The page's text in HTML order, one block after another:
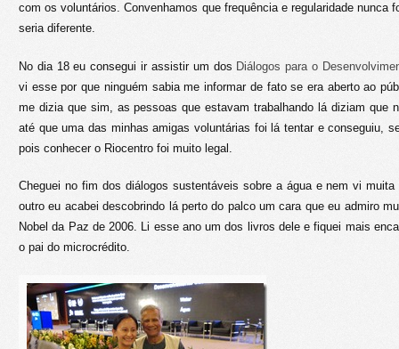
com os voluntários. Convenhamos que frequência e regularidade nunca
seria diferente.
No dia 18 eu consegui ir assistir um dos Diálogos para o
vi esse por que ninguém sabia me informar de fato se era aberto ao
me dizia que sim, as pessoas que estavam trabalhando lá diziam que
até que uma das minhas amigas voluntárias foi lá tentar e conseguiu,
pois conhecer o Riocentro foi muito legal.
Cheguei no fim dos diálogos sustentáveis sobre a água e nem vi
outro eu acabei descobrindo lá perto do palco um cara que eu admiro
Nobel da Paz de 2006. Li esse ano um dos livros dele e fiquei mais
o pai do microcrédito.